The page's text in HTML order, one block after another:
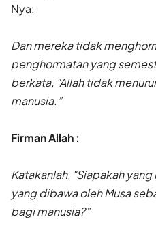
Nya:
Dan mereka tidak
penghormatan yang
berkata, "Allah tidak
manusia.”
Firman Allah :
Katakanlah, "Siapakah
yang dibawa oleh Musa
bagi manusia?”